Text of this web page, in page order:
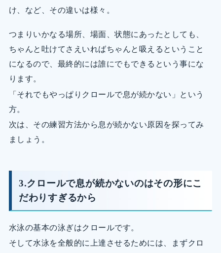
け、など、その違いは様々。
つまりいかなる場所、場面、状態にあったとしても、
ちゃんと吐けてさえいればちゃんと吸えるということ
になるので、最終的には誰にでもできるという事にな
ります。
「それでもやっぱりクロールで息が続かない」という
方。
次は、その練習方法から息が続かない原因を探ってみ
ましょう。
3.クロールで息が続かないのはその形にこ
だわりすぎるから
水泳の基本の泳ぎはクロールです。
そして水泳を全般的に上達させるためには、まずクロ